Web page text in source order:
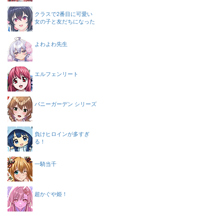
クラスで2番目に可愛い
女の子と友だちになった
よわよわ先生
エルフェンリート
バニーガーデン シリーズ
負けヒロインが多すぎ
る！
一騎当千
超かぐや姫！